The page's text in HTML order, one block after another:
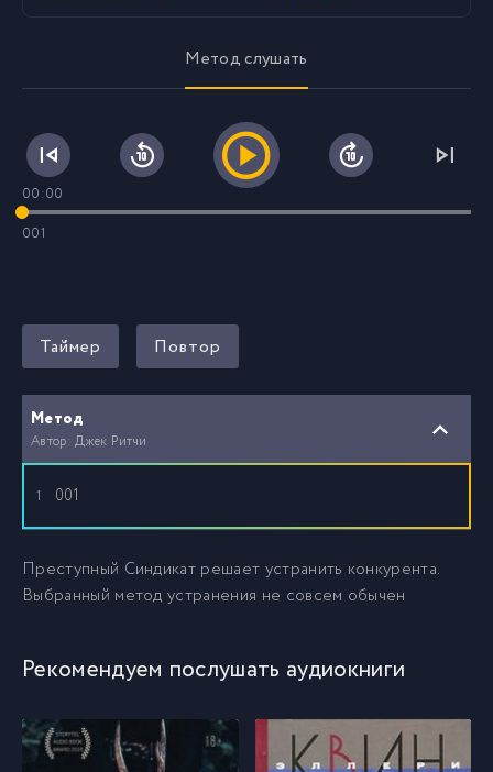
Метод слушать
00:00
001
Таймер Повтор
Метод
Автор: Джек Ритчи
1 001
Преступный Синдикат решает устранить конкурента.
Выбранный метод устранения не совсем обычен
Рекомендуем послушать аудиокниги